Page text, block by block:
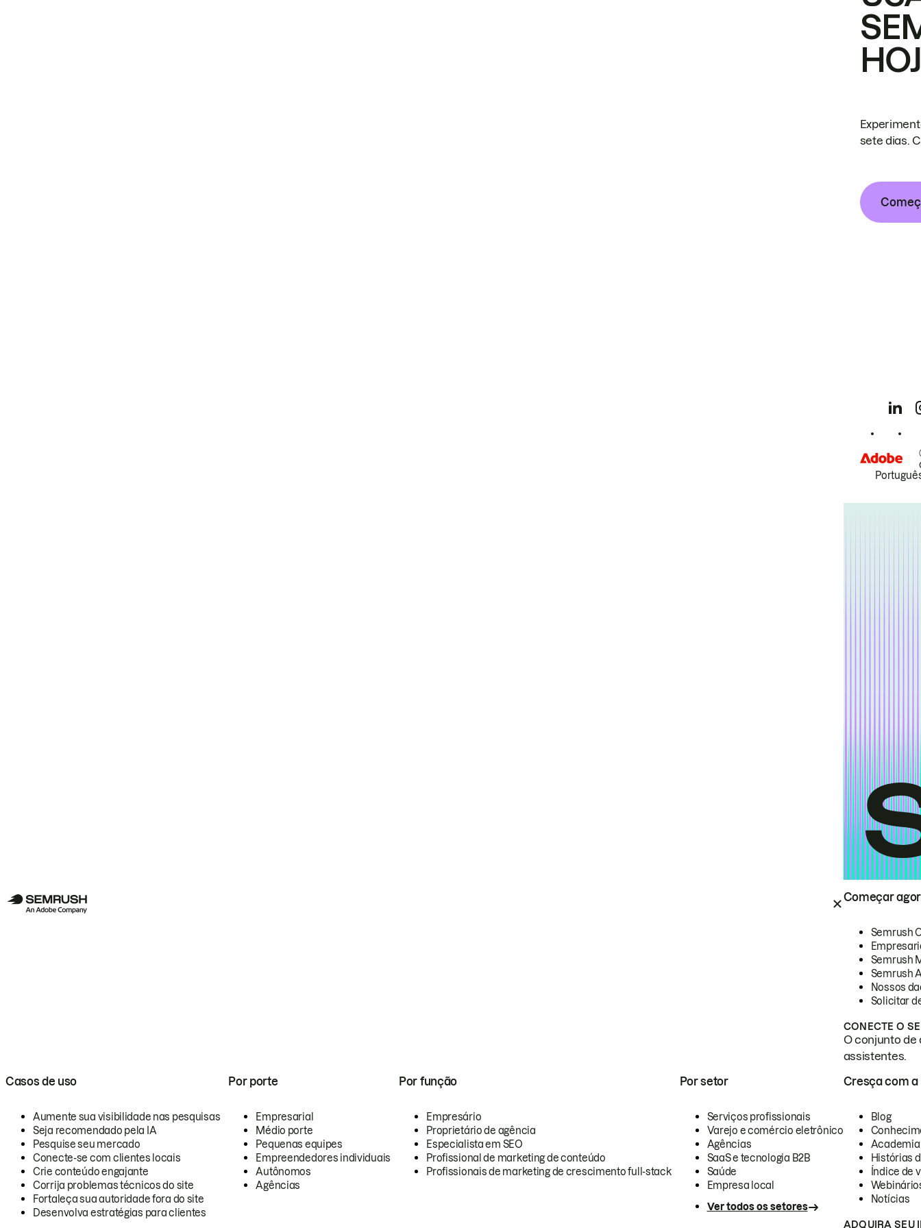
Começar
Semrush
Semrush
Semrush
Nossos
Solicitar
CONECTE O
O conjunto de
assistentes.
Casos de uso
Aumente sua visibilidade nas pesquisas
Seja recomendado pela IA
Pesquise seu mercado
Conecte-se com clientes locais
Crie conteúdo engajante
Corrija problemas técnicos do site
Fortaleça sua autoridade fora do site
Desenvolva estratégias para clientes
Por porte
Empresarial
Médio porte
Pequenas equipes
Empreendedores individuais
Autônomos
Agências
Por função
Empresário
Proprietário de agência
Especialista em SEO
Profissional de marketing de conteúdo
Profissionais de marketing de crescimento full-stack
Por setor
Serviços profissionais
Varejo e comércio eletrônico
Agências
SaaS e tecnologia B2B
Saúde
Empresa local
Ver todos os setores
Cresça com a
Blog
Academia
Histórias
Índice de
Notícias
ADQUIRA SEU
sete dias.